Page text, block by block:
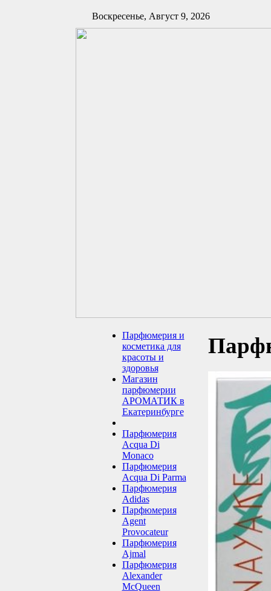
Воскресенье, Август 9, 2026
Парфюмерия и
косметика для
красоты и
здоровья
Магазин
парфюмерии
АРОМАТИК в
Екатеринбурге
Парфюмерия
Acqua Di
Monaco
Парфюмерия
Acqua Di Parma
Парфюмерия
Adidas
Парфюмерия
Agent
Provocateur
Парфюмерия
Ajmal
Парфюмерия
Alexander
McQueen